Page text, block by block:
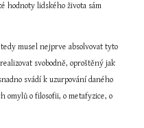
hodnoty lidského života sám
musel nejprve absolvovat tyto
svobodně, oproštěný jak
svádí k uzurpování daného
omylů o filosofii, o metafyzice, o